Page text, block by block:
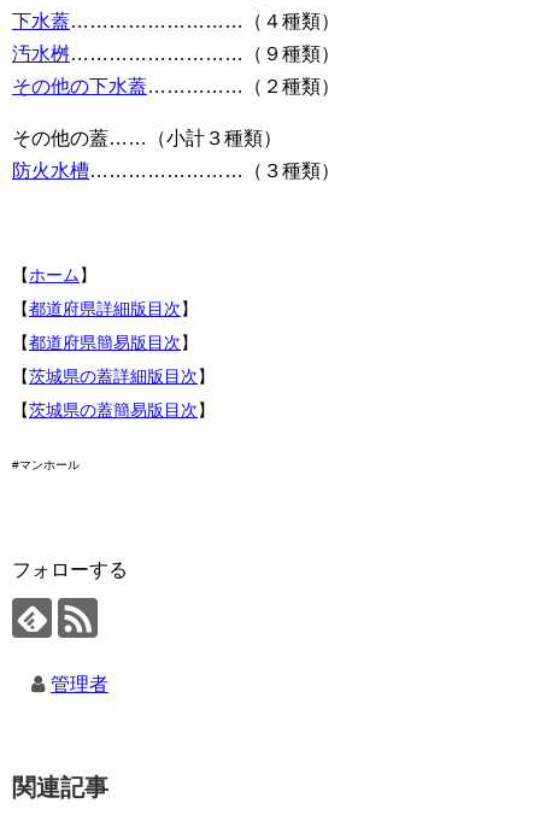
下水蓋………………………（４種類）
汚水桝………………………（９種類）
その他の下水蓋……………（２種類）
その他の蓋……（小計３種類）
防火水槽……………………（３種類）
【ホーム】
【都道府県詳細版目次】
【都道府県簡易版目次】
【茨城県の蓋詳細版目次】
【茨城県の蓋簡易版目次】
#マンホール
フォローする
管理者
関連記事